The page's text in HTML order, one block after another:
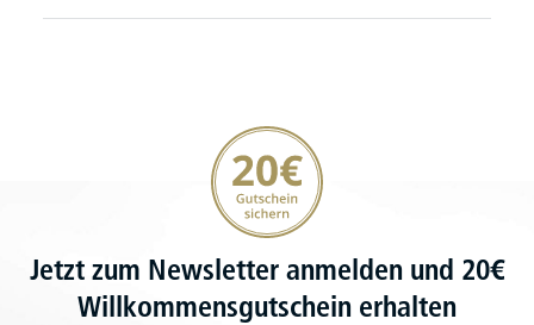
20€ Gutschein sichern
Jetzt zum Newsletter anmelden und 20€
Willkommensgutschein erhalten